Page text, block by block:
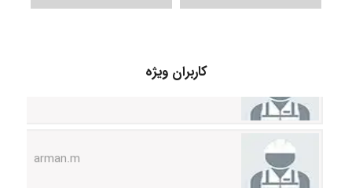
کاربران ویژه